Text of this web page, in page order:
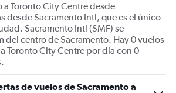
a Toronto City Centre desde
desde Sacramento Intl, que es el único
Sacramento Intl (SMF) se
del centro de Sacramento. Hay 0 vuelos
Toronto City Centre por día con 0
de vuelos de Sacramento a